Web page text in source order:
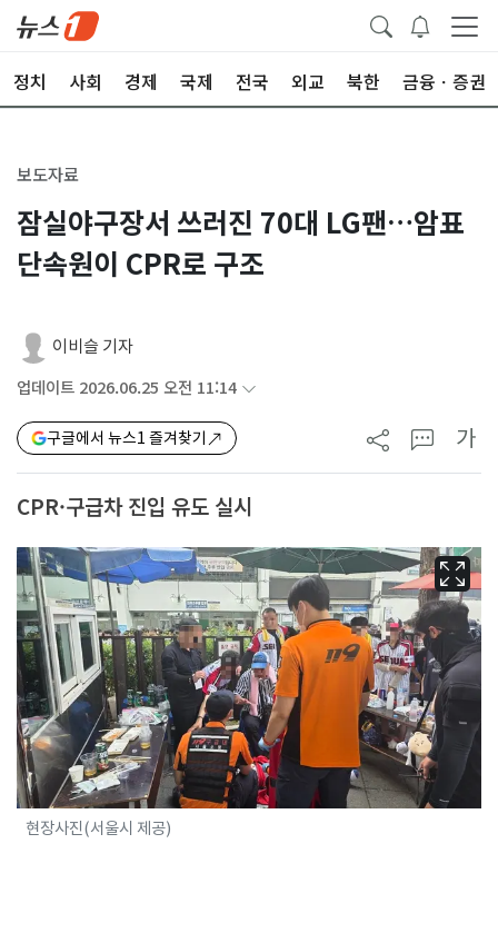
정치 사회 경제 국제 전국 외교 북한 금융ㆍ증권
보도자료
잠실야구장서 쓰러진 70대 LG팬…암표
단속원이 CPR로 구조
이비슬 기자
업데이트 2026.06.25 오전 11:14
구글에서 뉴스1 즐겨찾기 가
CPR·구급차 진입 유도 실시
현장사진(서울시 제공)